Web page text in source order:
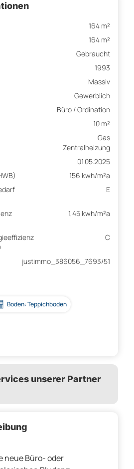
164 m²
164 m²
Gebraucht
1993
Massiv
Gewerblich
Büro / Ordination
10 m²
Gas
Zentralheizung
01.05.2025
156 kwh/m²a
E
1,45 kwh/m²a
C
justimmo_386056_7693/51
Boden: Teppichboden
unserer Partner
neue Büro- oder